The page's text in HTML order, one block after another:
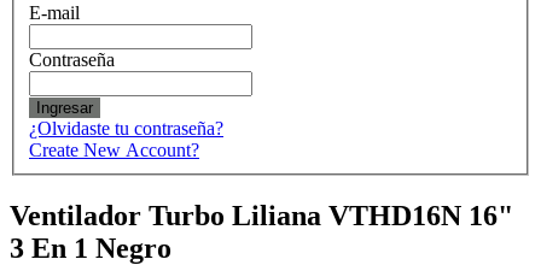
E-mail
Contraseña
Ingresar
¿Olvidaste tu contraseña?
Create New Account?
Ventilador Turbo Liliana VTHD16N 16"
3 En 1 Negro